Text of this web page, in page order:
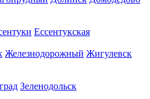
Ессентукская
Железнодорожный Жигулевск
Зеленодольск